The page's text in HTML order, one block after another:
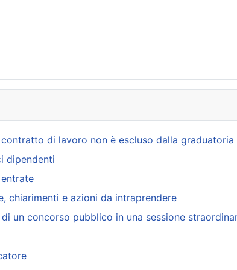
di lavoro non è escluso dalla graduatoria
dipendenti
chiarimenti e azioni da intraprendere
un concorso pubblico in una sessione